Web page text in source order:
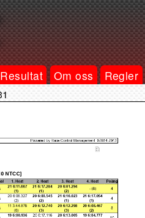
Resultat Om oss Regler